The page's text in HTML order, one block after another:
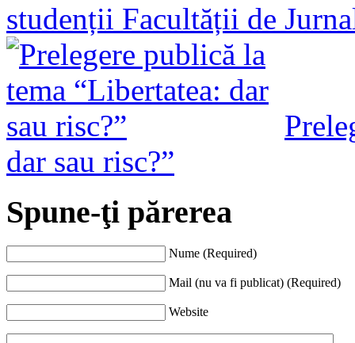
studenții Facultății de
dar sau risc?”
Spune-ţi părerea
Nume (Required)
Mail (nu va fi publicat) (Required)
Website